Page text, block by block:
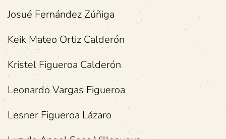
Josué Fernández Zúñiga
Keik Mateo Ortiz Calderón
Kristel Figueroa Calderón
Leonardo Vargas Figueroa
Lesner Figueroa Lázaro